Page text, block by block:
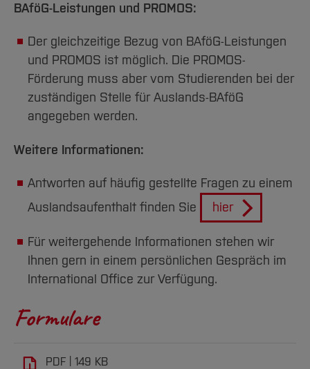
BAföG-Leistungen und PROMOS:
Der gleichzeitige Bezug von BAföG-Leistungen
und PROMOS ist möglich. Die PROMOS-
Förderung muss aber vom Studierenden bei der
zuständigen Stelle für Auslands-BAföG
angegeben werden.
Weitere Informationen:
Antworten auf häufig gestellte Fragen zu einem
Auslandsaufenthalt finden Sie
hier
Für weitergehende Informationen stehen wir
Ihnen gern in einem persönlichen Gespräch im
International Office zur Verfügung.
Formulare
PDF 149 KB